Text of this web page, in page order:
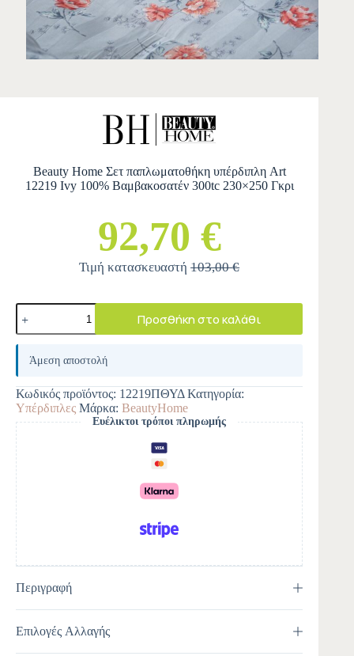
Beauty Home Σετ παπλωματοθήκη υπέρδιπλη Art
12219 Ivy 100% Βαμβακοσατέν 300tc 230×250 Γκρι
92,70 €
Τιμή κατασκευαστή103,00 €
Προσθήκη στο καλάθι
A
e
r
n
a
t
i
v
e
:
Άμεση αποστολή
Κωδικός προϊόντος: 12219ΠΘΥΔ Κατηγορία:
Υπέρδιπλες Μάρκα: BeautyHome
Ευέλικτοι τρόποι πληρωμής
Περιγραφή
Επιλογές Αλλαγής